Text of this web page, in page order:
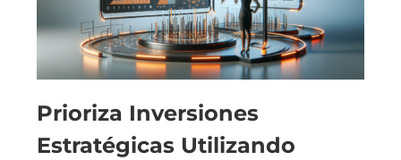
Prioriza Inversiones
Estratégicas Utilizando